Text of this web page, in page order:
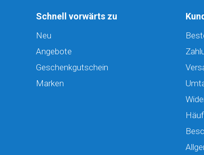
Schnell vorwärts zu
Neu
Angebote
Geschenkgutschein
Marken